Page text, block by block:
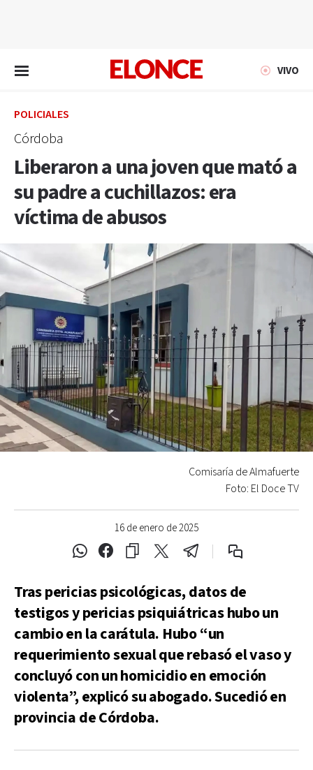
VIVO
POLICIALES
Córdoba
Liberaron a una joven que mató a
su padre a cuchillazos: era
víctima de abusos
16 de enero de 2025
Comisaría de Almafuerte
Foto: El Doce TV
Tras pericias psicológicas, datos de
testigos y pericias psiquiátricas hubo un
cambio en la carátula. Hubo “un
requerimiento sexual que rebasó el vaso y
concluyó con un homicidio en emoción
violenta”, explicó su abogado. Sucedió en
provincia de Córdoba.